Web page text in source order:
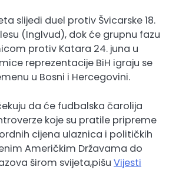
slijedi duel protiv Švicarske 18.
(Inglvud), dok će grupnu fazu
protiv Katara 24. juna u
reprezentacije BiH igraju se
u Bosni i Hercegovini.
da će fudbalska čarolija
koje su pratile pripreme
cijena ulaznica i političkih
Američkim Državama do
širom svijeta,pišu Vijesti